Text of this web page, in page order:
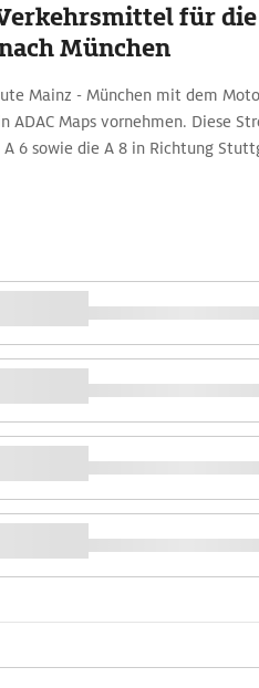
für die
München
Mainz - München mit dem
ADAC Maps vornehmen. Diese
6 sowie die A 8 in Richtung